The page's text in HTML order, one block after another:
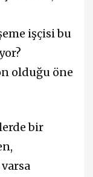
işçisi bu
olduğu öne
bir